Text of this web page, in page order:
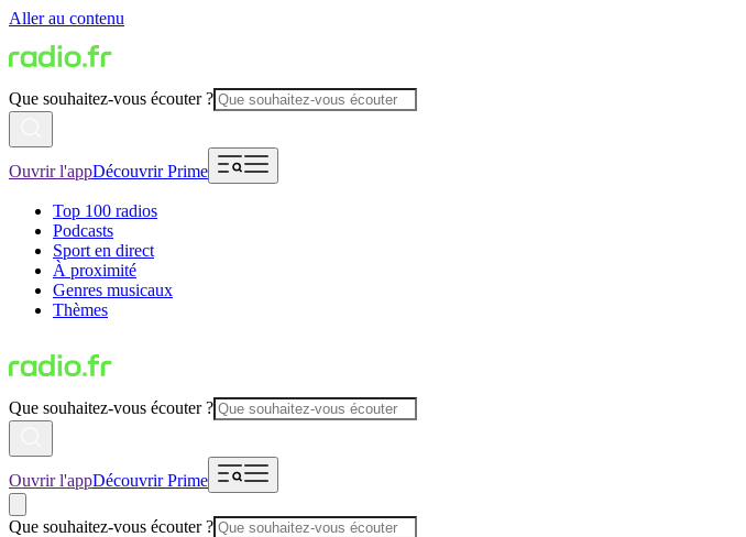
Aller au contenu
Que souhaitez-vous écouter ?
Ouvrir l'appDécouvrir Prime
Top 100 radios
Podcasts
Sport en direct
À proximité
Genres musicaux
Thèmes
Que souhaitez-vous écouter ?
Ouvrir l'appDécouvrir Prime
Que souhaitez-vous écouter ?